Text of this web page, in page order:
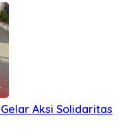
Aksi Solidaritas